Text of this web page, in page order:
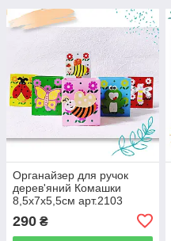
Органайзер для ручок
дерев'яний Комашки
8,5х7х5,5см арт.2103
290 ₴